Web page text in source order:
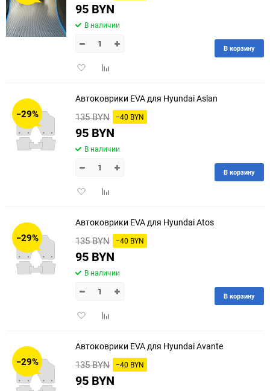
150
95 BYN
В наличии
ДобавитьДобавить
В корзину
−29%
Автоковрики EVA для Hyundai Aslan
135 BYN −40 BYN
95 BYN
В наличии
ДобавитьДобавить
В корзину
−29%
Автоковрики EVA для Hyundai Atos
135 BYN −40 BYN
95 BYN
В наличии
ДобавитьДобавить
В корзину
−29%
Автоковрики EVA для Hyundai Avante
135 BYN −40 BYN
95 BYN